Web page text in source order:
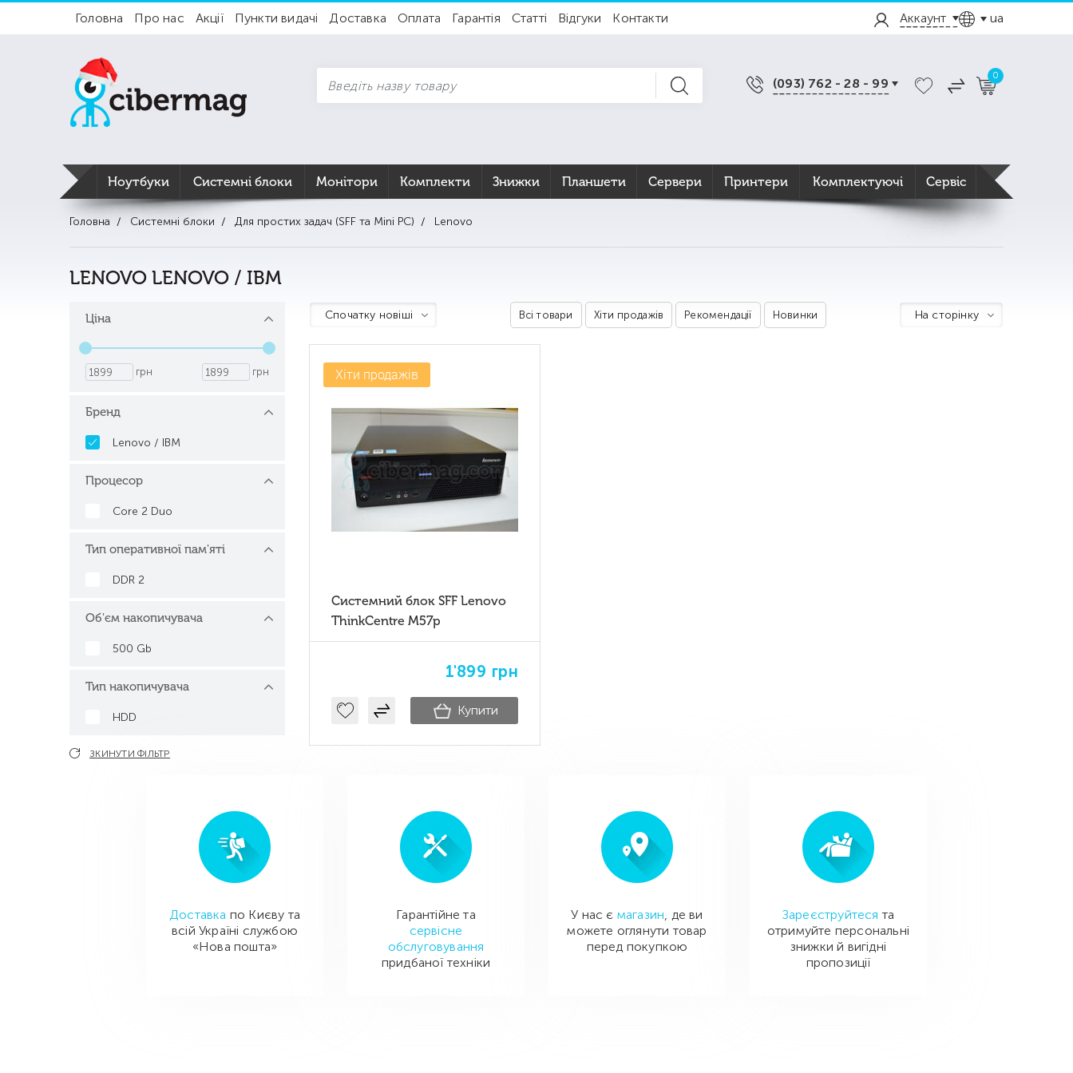
Головна Про нас Акції Пункти видачі Доставка Оплата Гарантія Статті Відгуки Контакти Аккаунт ua
(093) 762 - 28 - 99
0
Ноутбуки Системні блоки Монітори Комплекти Знижки Планшети Сервери Принтери Комплектуючі Сервіс
Головна Системні блоки Для простих задач (SFF та Mini PC) Lenovo
LENOVO LENOVO / IBM
Ціна
грн грн
Бренд
Lenovo / IBM
Процесор
Core 2 Duo
Тип оперативної пам'яті
DDR 2
Об'єм накопичувача
500 Gb
Тип накопичувача
HDD
ЗКИНУТИ ФІЛЬТР
Спочатку новіші Всі товари Хіти продажів Рекомендації Новинки На сторінку
Хіти продажів
Системний блок SFF Lenovo
ThinkCentre M57p
1'899 грн
Купити
Доставка по Києву та
всій Україні службою
«Нова пошта»
Гарантійне та
сервісне
обслуговування
придбаної техніки
У нас є магазин, де ви
можете оглянути товар
перед покупкою
Зареєструйтеся та
отримуйте персональні
знижки й вигідні
пропозиції